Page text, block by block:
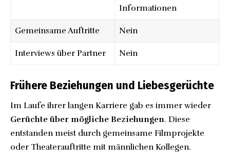
Informationen
Gemeinsame Auftritte Nein
Interviews über Partner Nein
Frühere Beziehungen und Liebesgerüchte
Im Laufe ihrer langen Karriere gab es immer wieder
Gerüchte über mögliche Beziehungen. Diese
entstanden meist durch gemeinsame Filmprojekte
oder Theaterauftritte mit männlichen Kollegen.